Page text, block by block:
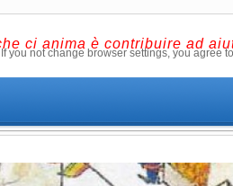
If you not change browser settings, you agree
ci anima è contribuire ad